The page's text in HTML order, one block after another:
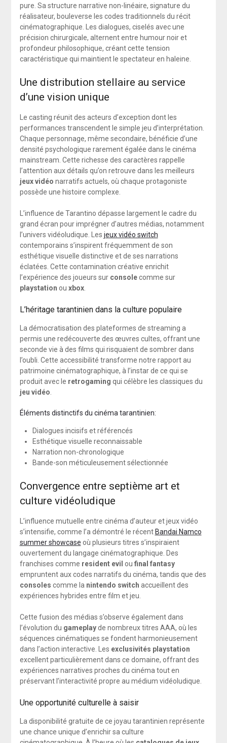
pure. Sa structure narrative non-linéaire, signature du
réalisateur, bouleverse les codes traditionnels du récit
cinématographique. Les dialogues, ciselés avec une
précision chirurgicale, alternent entre humour noir et
profondeur philosophique, créant cette tension
caractéristique qui maintient le spectateur en haleine.
Une distribution stellaire au service
d’une vision unique
Le casting réunit des acteurs d’exception dont les
performances transcendent le simple jeu d’interprétation.
Chaque personnage, même secondaire, bénéficie d’une
densité psychologique rarement égalée dans le cinéma
mainstream. Cette richesse des caractères rappelle
l’attention aux détails qu’on retrouve dans les meilleurs
jeux vidéo narratifs actuels, où chaque protagoniste
possède une histoire complexe.
L’influence de Tarantino dépasse largement le cadre du
grand écran pour imprégner d’autres médias, notamment
l’univers vidéoludique. Les jeux vidéo switch
contemporains s’inspirent fréquemment de son
esthétique visuelle distinctive et de ses narrations
éclatées. Cette contamination créative enrichit
l’expérience des joueurs sur consolecomme sur
playstation ou xbox.
L’héritage tarantinien dans la culture populaire
La démocratisation des plateformes de streaming a
permis une redécouverte des œuvres cultes, offrant une
seconde vie à des films qui risquaient de sombrer dans
l’oubli. Cette accessibilité transforme notre rapport au
patrimoine cinématographique, à l’instar de ce qui se
produit avec le retrogaming qui célèbre les classiques du
jeu vidéo.
Éléments distinctifs du cinéma tarantinien:
Dialogues incisifs et référencés
Esthétique visuelle reconnaissable
Narration non-chronologique
Bande-son méticuleusement sélectionnée
Convergence entre septième art et
culture vidéoludique
L’influence mutuelle entre cinéma d’auteur et jeux vidéo
s’intensifie, comme l’a démontré le récent Bandai Namco
summer showcase où plusieurs titres s’inspiraient
ouvertement du langage cinématographique. Des
franchises comme resident evil ou final fantasy
empruntent aux codes narratifs du cinéma, tandis que des
consoles comme la nintendo switch accueillent des
expériences hybrides entre film et jeu.
Cette fusion des médias s’observe également dans
l’évolution du gameplayde nombreux titres AAA, où les
séquences cinématiques se fondent harmonieusement
dans l’action interactive. Les exclusivités playstation
excellent particulièrement dans ce domaine, offrant des
expériences narratives proches du cinéma tout en
préservant l’interactivité propre au médium vidéoludique.
Une opportunité culturelle à saisir
La disponibilité gratuite de ce joyau tarantinien représente
une chance unique d’enrichir sa culture